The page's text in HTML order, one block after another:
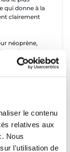
le contenu
relatives aux
Nous
l'utilisation de
qui donne à la
clairement
néoprène,
que du
stratification
(cm)
70-72
72-75